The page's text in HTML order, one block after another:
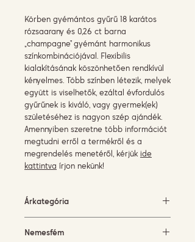
Körben gyémántos gyűrű 18 karátos
rózsaarany és 0,26 ct barna
„champagne” gyémánt harmonikus
színkombinációjával. Flexibilis
kialakításának köszönhetően rendkívül
kényelmes. Több színben létezik, melyek
együtt is viselhetők, ezáltal évfordulós
gyűrűnek is kiváló, vagy gyermek(ek)
születéséhez is nagyon szép ajándék.
Amennyiben szeretne több információt
megtudni erről a termékről és a
megrendelés menetéről, kérjük ide
kattintva írjon nekünk!
Árkategória
Nemesfém